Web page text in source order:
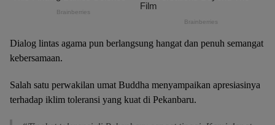
Dialog lintas agama pun berlangsung hangat dan penuh semangat
kebersamaan.
Salah satu perwakilan umat Buddha menyampaikan apresiasinya
terhadap iklim toleransi yang kuat di Pekanbaru.